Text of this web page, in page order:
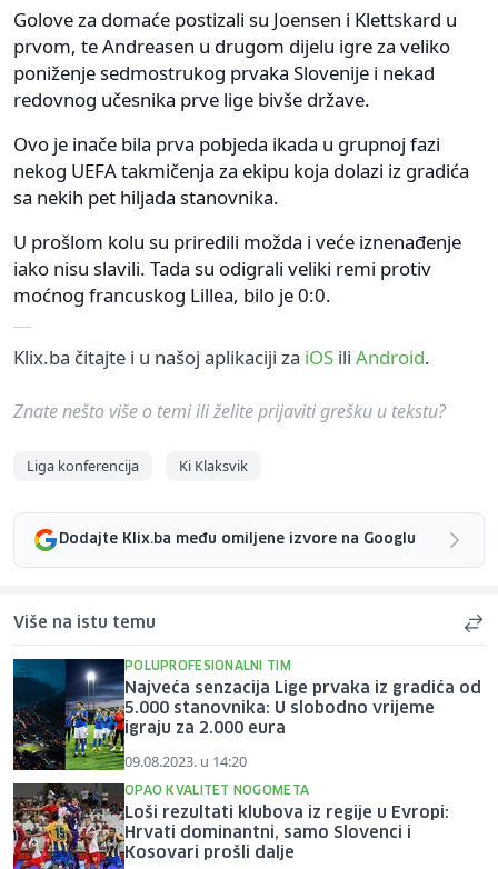
Golove za domaće postizali su Joensen i Klettskard u
prvom, te Andreasen u drugom dijelu igre za veliko
poniženje sedmostrukog prvaka Slovenije i nekad
redovnog učesnika prve lige bivše države.
Ovo je inače bila prva pobjeda ikada u grupnoj fazi
nekog UEFA takmičenja za ekipu koja dolazi iz gradića
sa nekih pet hiljada stanovnika.
U prošlom kolu su priredili možda i veće iznenađenje
iako nisu slavili. Tada su odigrali veliki remi protiv
moćnog francuskog Lillea, bilo je 0:0.
Klix.ba čitajte i u našoj aplikaciji za iOS ili Android.
Znate nešto više o temi ili želite prijaviti grešku u tekstu?
Liga konferencija Ki Klaksvik
Dodajte Klix.ba među omiljene izvore na Googlu
Više na istu temu
POLUPROFESIONALNI TIM
Najveća senzacija Lige prvaka iz gradića od
5.000 stanovnika: U slobodno vrijeme
igraju za 2.000 eura
09.08.2023. u 14:20
OPAO KVALITET NOGOMETA
Loši rezultati klubova iz regije u Evropi:
Hrvati dominantni, samo Slovenci i
Kosovari prošli dalje